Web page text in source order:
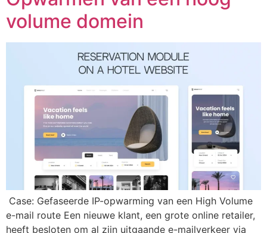
volume domein
Case: Gefaseerde IP-opwarming van een High Volume
e-mail route Een nieuwe klant, een grote online retailer,
heeft besloten om al zijn uitgaande e-mailverkeer via